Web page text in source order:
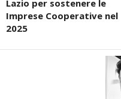
Lazio per sostenere le
Imprese Cooperative nel
2025